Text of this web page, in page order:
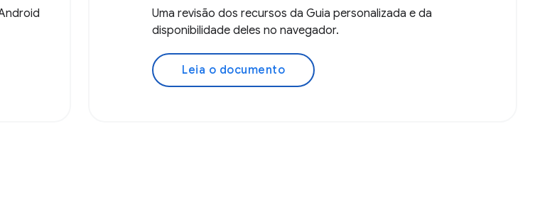
Uma revisão dos recursos da Guia personalizada e da
disponibilidade deles no navegador.
Leia o documento